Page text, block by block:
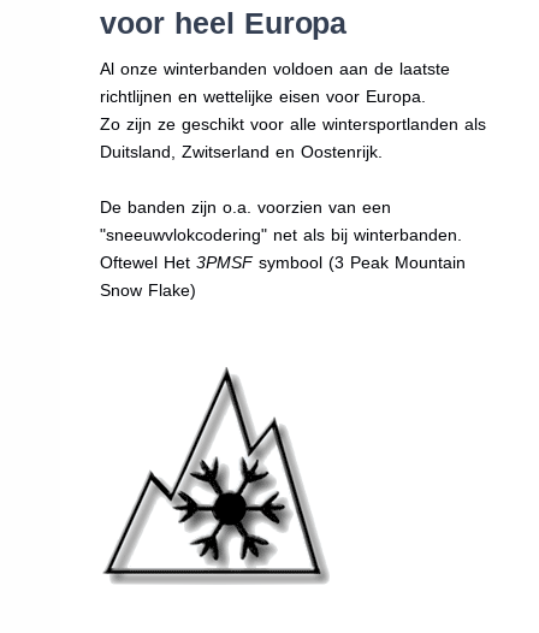
voor heel Europa
Al onze winterbanden voldoen aan de laatste
richtlijnen en wettelijke eisen voor Europa.
Zo zijn ze geschikt voor alle wintersportlanden als
Duitsland, Zwitserland en Oostenrijk.
De banden zijn o.a. voorzien van een
"sneeuwvlokcodering" net als bij winterbanden.
Oftewel Het3PMSFsymbool (3 Peak Mountain
Snow Flake)